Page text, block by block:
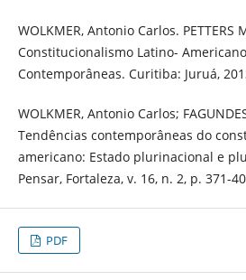
WOLKMER, Antonio Carlos. PETTERS
Constitucionalismo Latino-
Contemporâneas. Curitiba: Juruá,
WOLKMER, Antonio Carlos;
Tendências contemporâneas do
americano: Estado plurinacional e
Pensar, Fortaleza, v. 16, n. 2, p. 371-
PDF